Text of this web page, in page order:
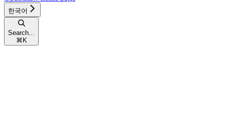
한국어
Search...
⌘ K